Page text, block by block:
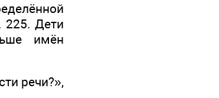
225. Дети
имён
речи?»,